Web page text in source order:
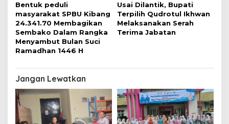
Bentuk peduli
masyarakat SPBU Kibang
24.341.70 Membagikan
Sembako Dalam Rangka
Menyambut Bulan Suci
Ramadhan 1446 H
Usai Dilantik, Bupati
Terpilih Qudrotul Ikhwan
Melaksanakan Serah
Terima Jabatan
Jangan Lewatkan